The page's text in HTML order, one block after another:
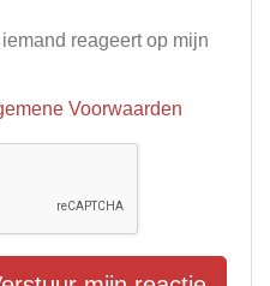
reageert op mijn
Voorwaarden